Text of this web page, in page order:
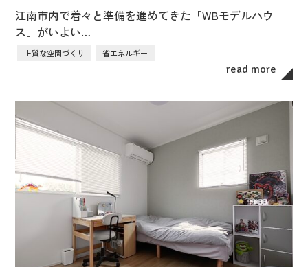
江南市内で着々と準備を進めてきた「WBモデルハウ
ス」がいよい…
上質な空間づくり 省エネルギー
read more